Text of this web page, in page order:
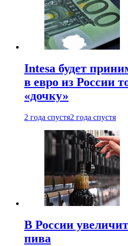
Intesa будет
в евро из России
«дочку»
2 года спустя2 года спустя
В России
пива